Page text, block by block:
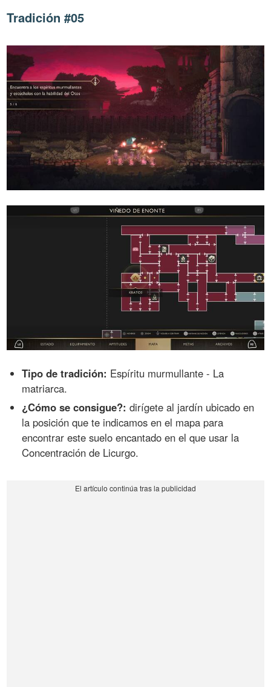
Tradición #05
Tipo de tradición: Espíritu murmullante - La
matriarca.
¿Cómo se consigue?: dirígete al jardín ubicado en
la posición que te indicamos en el mapa para
encontrar este suelo encantado en el que usar la
Concentración de Licurgo.